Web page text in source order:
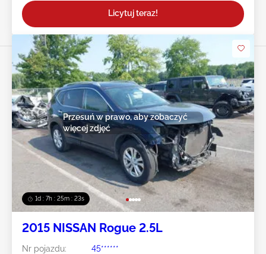
Licytuj teraz!
1d : 7h : 25m : 20s
Przesuń w prawo, aby zobaczyć
więcej zdjęć
2015 NISSAN Rogue 2.5L
Nr pojazdu:
45******